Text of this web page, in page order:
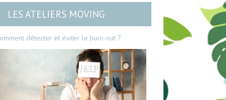
LES ATELIERS MOVING
détecter et éviter le burn-out ?